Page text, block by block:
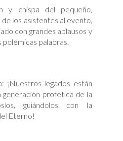
y chispa del pequeño,
los asistentes al evento,
con grandes aplausos y
polémicas palabras.
¡Nuestros legados están
generación profética de la
guiándolos con la
Eterno!